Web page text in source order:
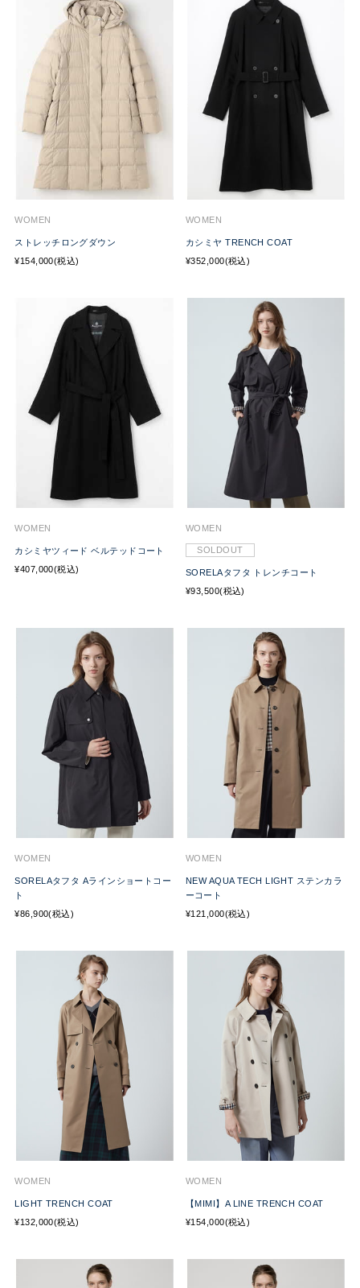
WOMEN
ストレッチロングダウン
¥154,000(税込)
WOMEN
カシミヤ TRENCH COAT
¥352,000(税込)
WOMEN
カシミヤツィード ベルテッドコート
¥407,000(税込)
WOMEN
SOLDOUT
SORELAタフタ トレンチコート
¥93,500(税込)
WOMEN
SORELAタフタ Aラインショートコー
ト
¥86,900(税込)
WOMEN
NEW AQUA TECH LIGHT ステンカラ
ーコート
¥121,000(税込)
WOMEN
LIGHT TRENCH COAT
¥132,000(税込)
WOMEN
【MIMI】A LINE TRENCH COAT
¥154,000(税込)